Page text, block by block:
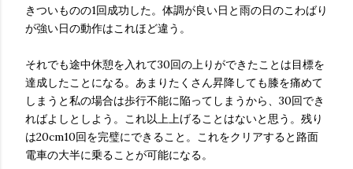
きついものの1回成功した。体調が良い日と雨の日のこわばり
が強い日の動作はこれほど違う。
それでも途中休憩を入れて30回の上りができたことは目標を
達成したことになる。あまりたくさん昇降しても膝を痛めて
しまうと私の場合は歩行不能に陥ってしまうから、30回でき
ればよしとしよう。これ以上上げることはないと思う。残り
は20cm10回を完璧にできること。これをクリアすると路面
電車の大半に乗ることが可能になる。